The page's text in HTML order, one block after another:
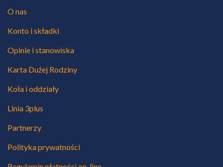
O nas
Konto i składki
Opinie i stanowiska
Karta Dużej Rodziny
Koła i oddziały
Linia 3plus
Partnerzy
Polityka prywatności